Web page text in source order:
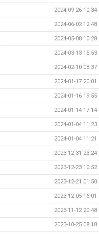
2024-09-26 10:34
2024-06-02 12:48
2024-05-08 10:28
2024-03-13 15:53
2024-02-10 08:37
2024-01-17 20:01
2024-01-16 19:55
2024-01-14 17:14
2024-01-04 11:23
2024-01-04 11:21
2023-12-31 23:24
2023-12-23 10:52
2023-12-21 01:50
2023-12-05 16:01
2023-11-12 20:48
2023-10-25 08:18